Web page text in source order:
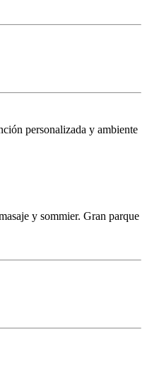
personalizada y ambiente
y sommier. Gran parque